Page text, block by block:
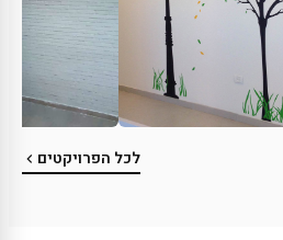
לכל הפרויקטים